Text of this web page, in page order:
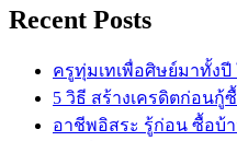
Recent Posts
ครูทุ่มเทเพื่อศิษย์มาทั้ง
5 วิธี สร้างเครดิตก่อนกู้
อาชีพอิสระ รู้ก่อน ซื้อบ้